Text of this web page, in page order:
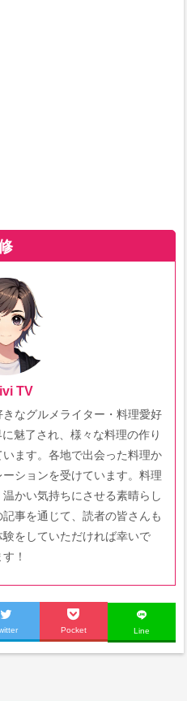
TV
なグルメライター・料理愛好
魅了され、様々な料理の作り
ます。各地で出会った料理か
ションを受けています。料理
かい気持ちにさせる素晴らし
事を通じて、読者の皆さんも
をしていただければ幸いで
！
Pocket Line